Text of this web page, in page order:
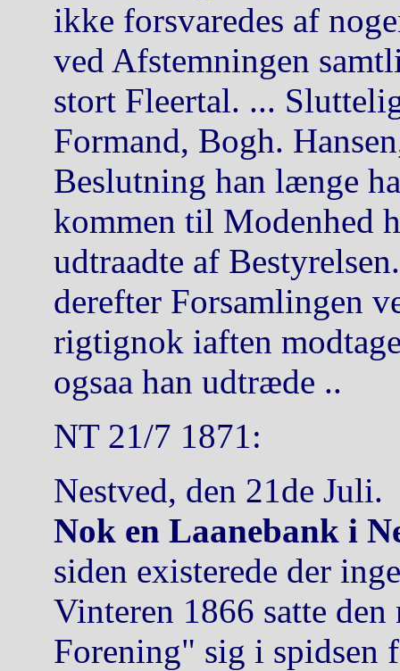
ikke forsvaredes af
ved Afstemningen
stort Fleertal. ...
Formand, Bogh.
Beslutning han længe
kommen til Modenhed
udtraadte af
derefter Forsamlingen
rigtignok iaften
ogsaa han udtræde ..
NT 21/7 1871:
Nestved, den 21de Juli.
Nok en Laanebank i
siden existerede der
Vinteren 1866 satte
Forening" sig i spidsen